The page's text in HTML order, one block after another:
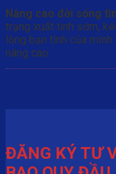
Nâng cao đời sống
trạng xuất tinh sớm,
lòng bạn tình của
nâng cao.
ĐĂNG KÝ TƯ